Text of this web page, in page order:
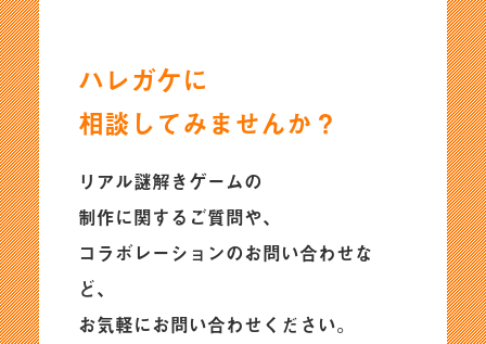
ハレガケに
相談してみませんか？
リアル謎解きゲームの
制作に関するご質問や、
コラボレーションのお問い合わせな
ど、
お気軽にお問い合わせください。